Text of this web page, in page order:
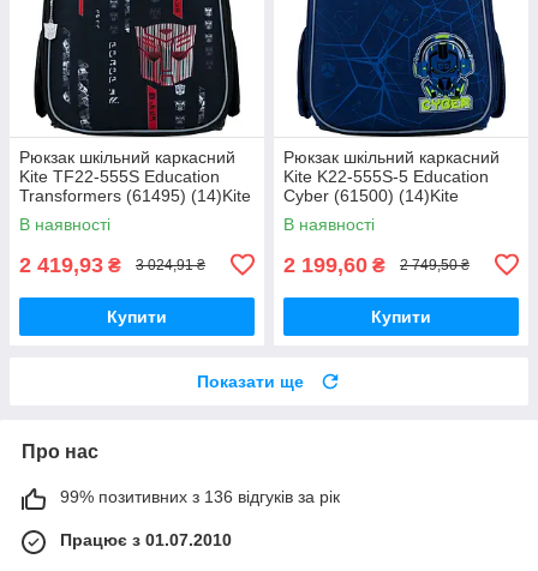
Рюкзак шкільний каркасний
Kite TF22-555S Education
Transformers (61495) (14)Kite
В наявності
2 419,93 ₴ 3 024,91 ₴
Купити
Рюкзак шкільний каркасний
Kite K22-555S-5 Education
Cyber (61500) (14)Kite
В наявності
2 199,60 ₴ 2 749,50 ₴
Купити
Показати ще
Про нас
99% позитивних з 136 відгуків за рік
Працює з 01.07.2010